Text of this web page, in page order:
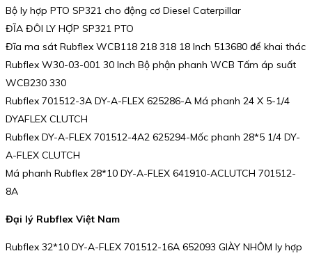
Bộ ly hợp PTO SP321 cho động cơ Diesel Caterpillar
ĐĨA ĐÔI LY HỢP SP321 PTO
Đĩa ma sát Rubflex WCB118 218 318 18 Inch 513680 để khai thác
Rubflex W30-03-001 30 Inch Bộ phận phanh WCB Tấm áp suất
WCB230 330
Rubflex 701512-3A DY-A-FLEX 625286-A Má phanh 24 X 5-1/4
DYAFLEX CLUTCH
Rubflex DY-A-FLEX 701512-4A2 625294-Mốc phanh 28*5 1/4 DY-
A-FLEX CLUTCH
Má phanh Rubflex 28*10 DY-A-FLEX 641910-ACLUTCH 701512-
8A
Đại lý Rubflex Việt Nam
Rubflex 32*10 DY-A-FLEX 701512-16A 652093 GIÀY NHÔM ly hợp